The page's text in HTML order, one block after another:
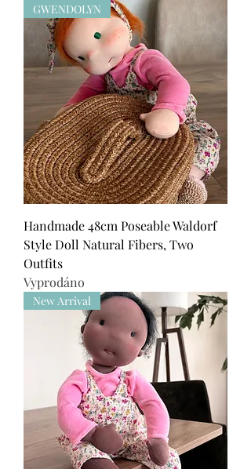
GWENDOLYN
Handmade 48cm Poseable Waldorf
Style Doll Natural Fibers, Two
Outfits
Vyprodáno
New Arrival